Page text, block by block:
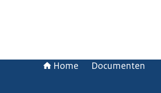
Home Documenten